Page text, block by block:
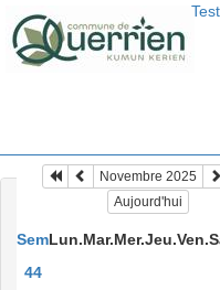
Novembre 2025
Aujourd'hui
SemLun.Mar.Mer.Jeu.Ven.
44